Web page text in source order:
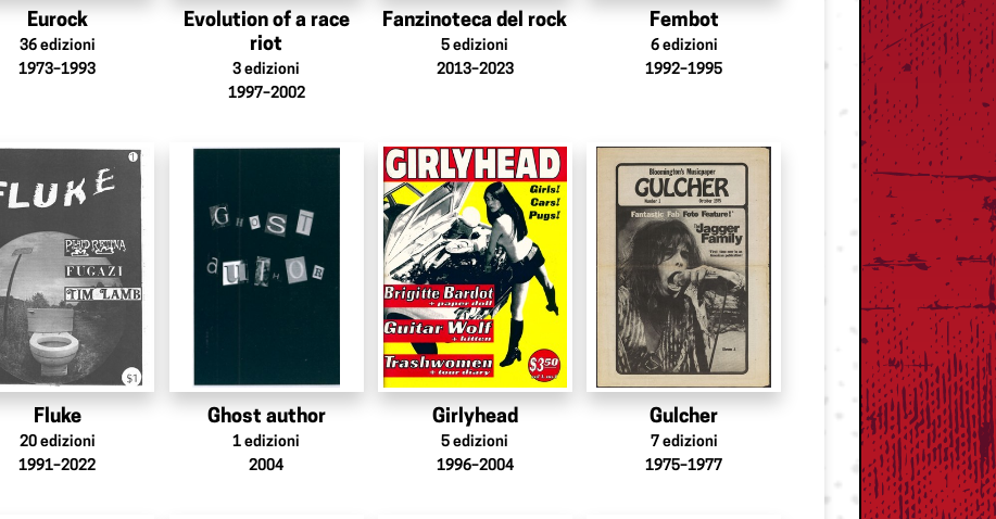
Eurock
36 edizioni
1973–1993
Evolution of a race
riot
3 edizioni
1997–2002
Fanzinoteca del rock
5 edizioni
2013–2023
Fembot
6 edizioni
1992–1995
Fluke
20 edizioni
1991–2022
Ghost author
1 edizioni
2004
Girlyhead
5 edizioni
1996–2004
Gulcher
7 edizioni
1975–1977